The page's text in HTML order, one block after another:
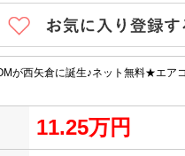
が西矢倉に誕生♪ネット無料★エア
11.25万円